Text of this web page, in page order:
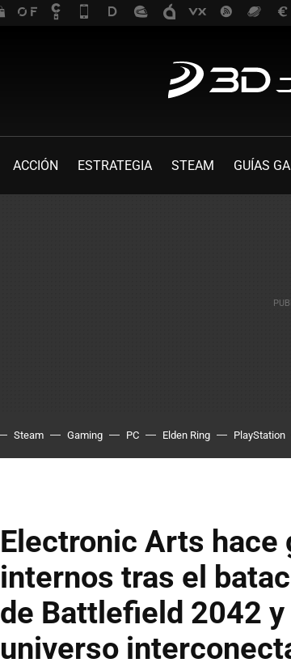
ACCIÓN ESTRATEGIA STEAM GUÍAS
Steam Gaming PC Elden Ring PlayStation
Electronic Arts hace
internos tras el
de Battlefield 2042
universo